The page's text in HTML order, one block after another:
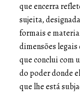
que encerra
sujeita,
formais e
dimensões
que conclui com
do poder donde
que lhe está